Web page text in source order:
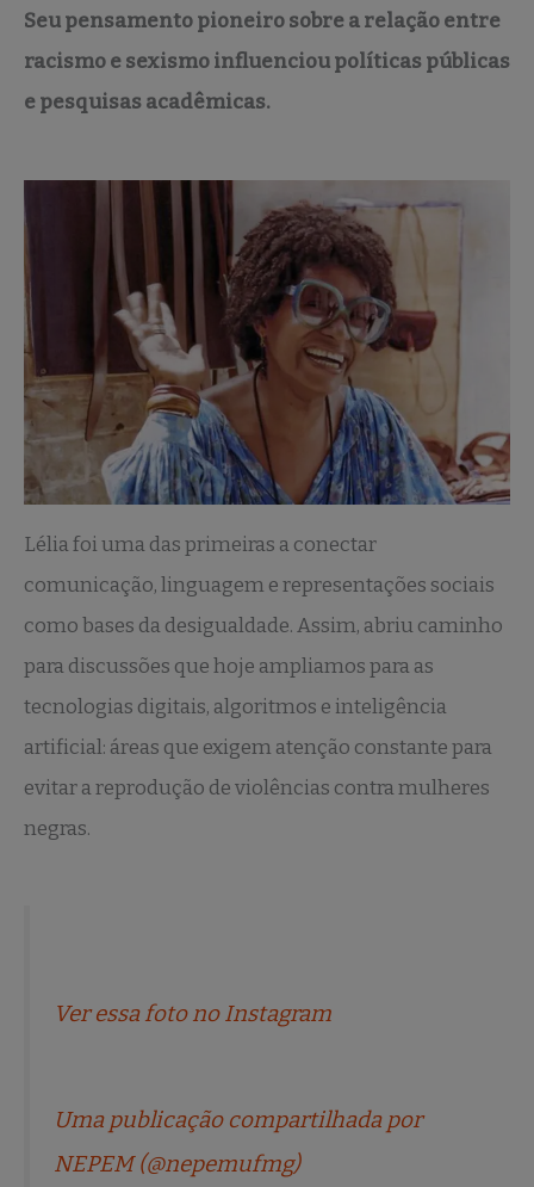
Seu pensamento pioneiro sobre a relação entre
racismo e sexismo influenciou políticas públicas
e pesquisas acadêmicas.
Lélia foi uma das primeiras a conectar
comunicação, linguagem e representações sociais
como bases da desigualdade. Assim, abriu caminho
para discussões que hoje ampliamos para as
tecnologias digitais, algoritmos e inteligência
artificial: áreas que exigem atenção constante para
evitar a reprodução de violências contra mulheres
negras.
Ver essa foto no Instagram
Uma publicação compartilhada por
NEPEM (@nepemufmg)